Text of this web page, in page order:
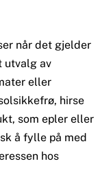
når det gjelder
utvalg av
eller
hirse
som epler eller
å fylle på med
hos